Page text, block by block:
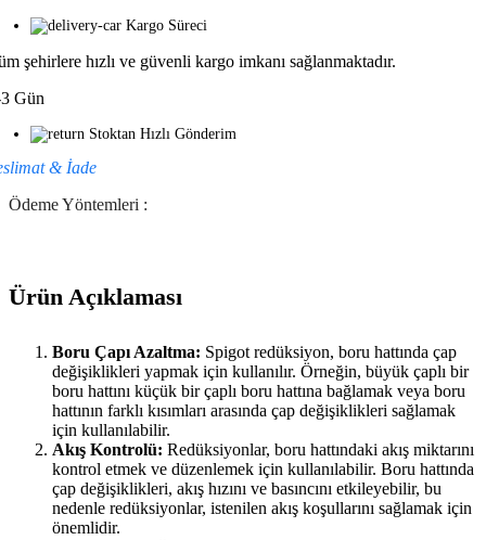
Kargo Süreci
şehirlere hızlı ve güvenli kargo imkanı sağlanmaktadır.
Gün
Stoktan Hızlı Gönderim
& İade
Ödeme Yöntemleri :
Ürün Açıklaması
Boru Çapı Azaltma: Spigot redüksiyon, boru hattında çap
değişiklikleri yapmak için kullanılır. Örneğin, büyük çaplı bir
boru hattını küçük bir çaplı boru hattına bağlamak veya boru
hattının farklı kısımları arasında çap değişiklikleri sağlamak
için kullanılabilir.
Akış Kontrolü: Redüksiyonlar, boru hattındaki akış miktarını
kontrol etmek ve düzenlemek için kullanılabilir. Boru hattında
çap değişiklikleri, akış hızını ve basıncını etkileyebilir, bu
nedenle redüksiyonlar, istenilen akış koşullarını sağlamak için
önemlidir.